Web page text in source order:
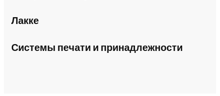
Лакке
Системы печати и принадлежности